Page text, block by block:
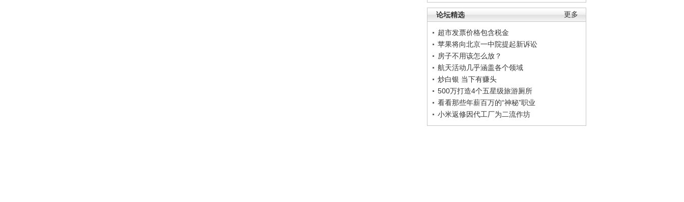
更多
论坛精选
超市发票价格包含税金
苹果将向北京一中院提起新诉讼
房子不用该怎么放？
航天活动几乎涵盖各个领域
炒白银 当下有赚头
500万打造4个五星级旅游厕所
看看那些年薪百万的“神秘”职业
小米返修因代工厂为二流作坊